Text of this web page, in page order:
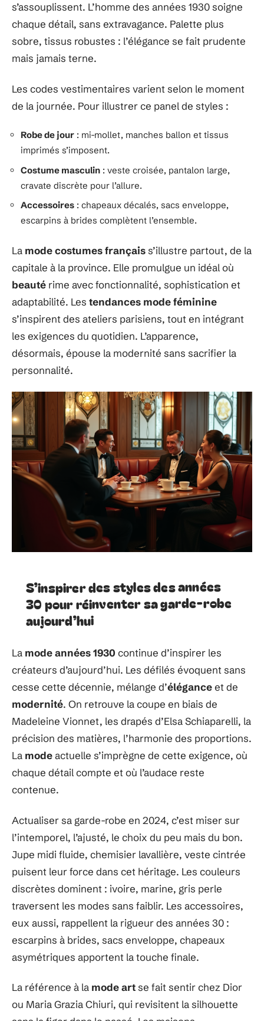
s’assouplissent. L’homme des années 1930 soigne
chaque détail, sans extravagance. Palette plus
sobre, tissus robustes : l’élégance se fait prudente
mais jamais terne.
Les codes vestimentaires varient selon le moment
de la journée. Pour illustrer ce panel de styles :
Robe de jour : mi-mollet, manches ballon et tissus
imprimés s’imposent.
Costume masculin : veste croisée, pantalon large,
cravate discrète pour l’allure.
Accessoires : chapeaux décalés, sacs enveloppe,
escarpins à brides complètent l’ensemble.
La mode costumes françaiss’illustre partout, de la
capitale à la province. Elle promulgue un idéal où
beauté rime avec fonctionnalité, sophistication et
adaptabilité. Les tendances mode féminine
s’inspirent des ateliers parisiens, tout en intégrant
les exigences du quotidien. L’apparence,
désormais, épouse la modernité sans sacrifier la
personnalité.
S’inspirer des styles des années
30 pour réinventer sa garde-robe
aujourd’hui
La mode années 1930 continue d’inspirer les
créateurs d’aujourd’hui. Les défilés évoquent sans
cesse cette décennie, mélange d’éléganceet de
modernité. On retrouve la coupe en biais de
Madeleine Vionnet, les drapés d’Elsa Schiaparelli, la
précision des matières, l’harmonie des proportions.
La modeactuelle s’imprègne de cette exigence, où
chaque détail compte et où l’audace reste
contenue.
Actualiser sa garde-robe en 2024, c’est miser sur
l’intemporel, l’ajusté, le choix du peu mais du bon.
Jupe midi fluide, chemisier lavallière, veste cintrée
puisent leur force dans cet héritage. Les couleurs
discrètes dominent : ivoire, marine, gris perle
traversent les modes sans faiblir. Les accessoires,
eux aussi, rappellent la rigueur des années 30 :
escarpins à brides, sacs enveloppe, chapeaux
asymétriques apportent la touche finale.
La référence à la mode artse fait sentir chez Dior
ou Maria Grazia Chiuri, qui revisitent la silhouette